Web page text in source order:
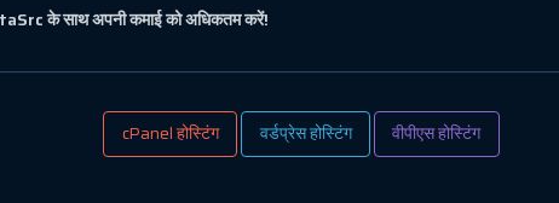
के साथ अपनी कमाई को अधिकतम करें!
cPanel होस्टिंग वर्डप्रेस होस्टिंग वीपीएस होस्टिंग